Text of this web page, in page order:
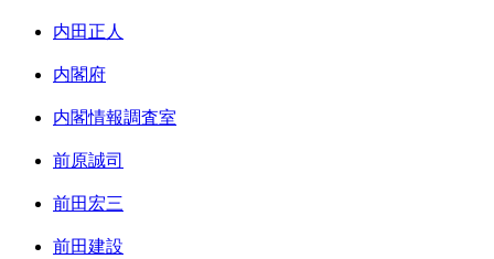
内田正人
内閣府
内閣情報調査室
前原誠司
前田宏三
前田建設